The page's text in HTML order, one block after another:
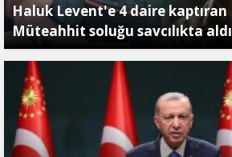
Haluk Levent'e 4 daire kaptıran
Müteahhit soluğu savcılıkta aldı